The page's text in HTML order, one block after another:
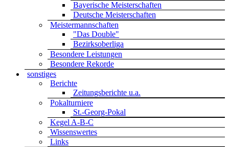
Bayerische Meisterschaften
Deutsche Meisterschaften
Meistermannschaften
"Das Double"
Bezirksoberliga
Besondere Leistungen
Besondere Rekorde
sonstiges
Berichte
Zeitungsberichte u.a.
Pokalturniere
St.-Georg-Pokal
Kegel A-B-C
Wissenswertes
Links